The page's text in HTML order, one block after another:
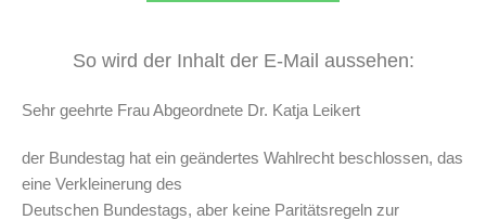
So wird der Inhalt der E-Mail aussehen:
Sehr geehrte Frau Abgeordnete Dr. Katja Leikert
der Bundestag hat ein geändertes Wahlrecht beschlossen, das
eine Verkleinerung des
Deutschen Bundestags, aber keine Paritätsregeln zur